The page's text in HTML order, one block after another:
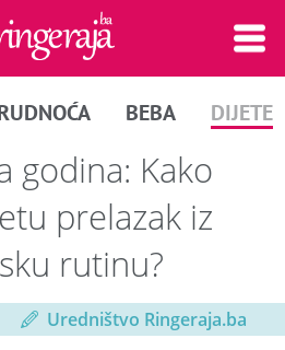
BEBA DIJETE
godina: Kako
prelazak iz
rutinu?
Uredništvo Ringeraja.ba